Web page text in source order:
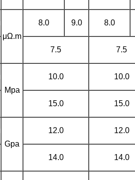
μΩ.m
8.0 9.0 8.0
7.5 7.5
Mpa
10.0 10.0
15.0 15.0
Gpa
12.0 12.0
14.0 14.0